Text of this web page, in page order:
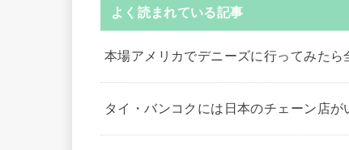
よく読まれている記事
本場アメリカでデニーズに行ってみたら
タイ・バンコクには日本のチェーン店